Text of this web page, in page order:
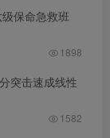
保命急救班
1898
突击速成线性
1582